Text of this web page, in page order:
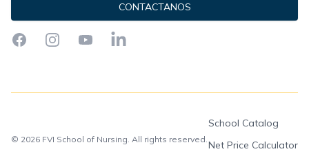
CONTACTANOS
FacebookInstagramYouTubeLinkedIn
© 2026 FVI School of Nursing. All rights reserved.
School Catalog
Net Price Calculator